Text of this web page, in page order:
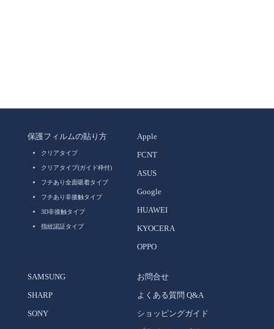
保護フィルムの貼り方
クリアタイプ
クリアタイプ(ガイド枠付)
フチあり全面吸着タイプ
フチあり非接触タイプ
3D非接触タイプ
指紋認証タイプ
Apple
FCNT
ASUS
Google
HUAWEI
KYOCERA
OPPO
SAMSUNG
SHARP
SONY
お問合せ
よくある質問 Q&A
ショッピングガイド